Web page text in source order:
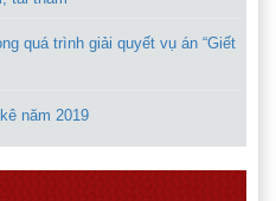
quá trình giải quyết vụ án “Giết
năm 2019